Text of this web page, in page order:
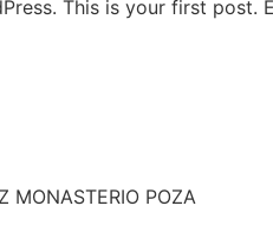
This is your first
MONASTERIO POZA